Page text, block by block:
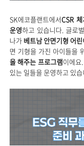
SK에코플랜트에서CSR
운영하고 있습니다. 글로
나가 베트남 안면기형 어
면 기형을 가진 아이들을
을 해주는 프로그램이에요
있는 일들을 운영하고 있